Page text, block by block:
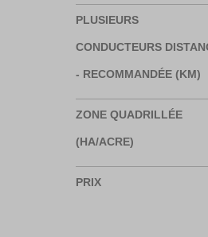
PLUSIEURS
CONDUCTEURS
- RECOMMANDÉE (KM)
ZONE QUADRILLÉE
(HA/ACRE)
PRIX